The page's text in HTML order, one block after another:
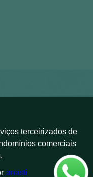
terceirizados de
comerciais
anasti